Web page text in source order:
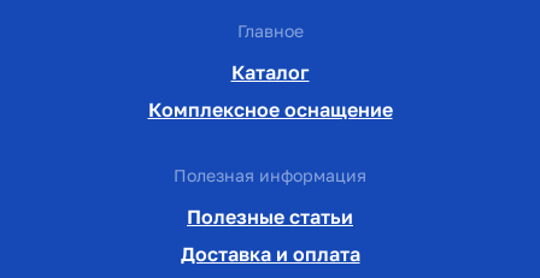
Главное
Каталог
Комплексное оснащение
Полезная информация
Полезные статьи
Доставка и оплата